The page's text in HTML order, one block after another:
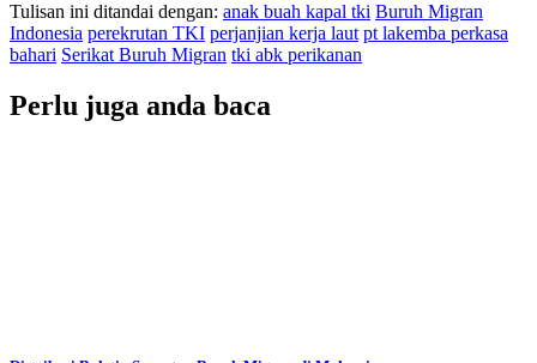
Tulisan ini ditandai dengan: anak buah kapal tki Buruh Migran
Indonesia perekrutan TKI perjanjian kerja laut pt lakemba perkasa
bahari Serikat Buruh Migran tki abk perikanan
Perlu juga anda baca